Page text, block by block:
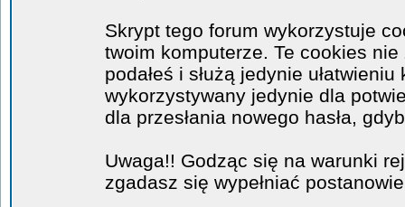
Skrypt tego forum wykorzystuje
twoim komputerze. Te cookies
podałeś i służą jedynie
wykorzystywany jedynie dla
dla przesłania nowego hasła,
Uwaga!! Godząc się na warunki
zgadasz się wypełniać